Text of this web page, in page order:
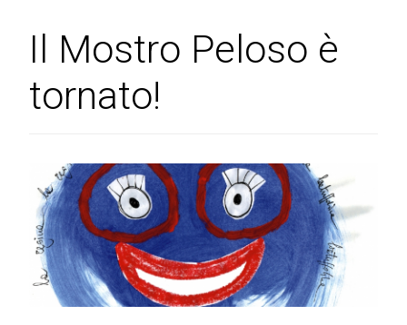
Il Mostro Peloso è
tornato!